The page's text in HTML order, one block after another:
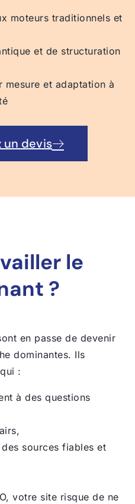
moteurs traditionnels et
et de structuration
mesure et adaptation à
un devis
le
?
en passe de devenir
dominantes. Ils
:
à des questions
des sources fiables et
votre site risque de ne